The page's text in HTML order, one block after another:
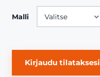
Malli
Kirjaudu tilataksesi